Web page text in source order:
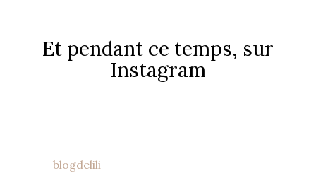
Et pendant ce temps, sur
Instagram
blogdelili